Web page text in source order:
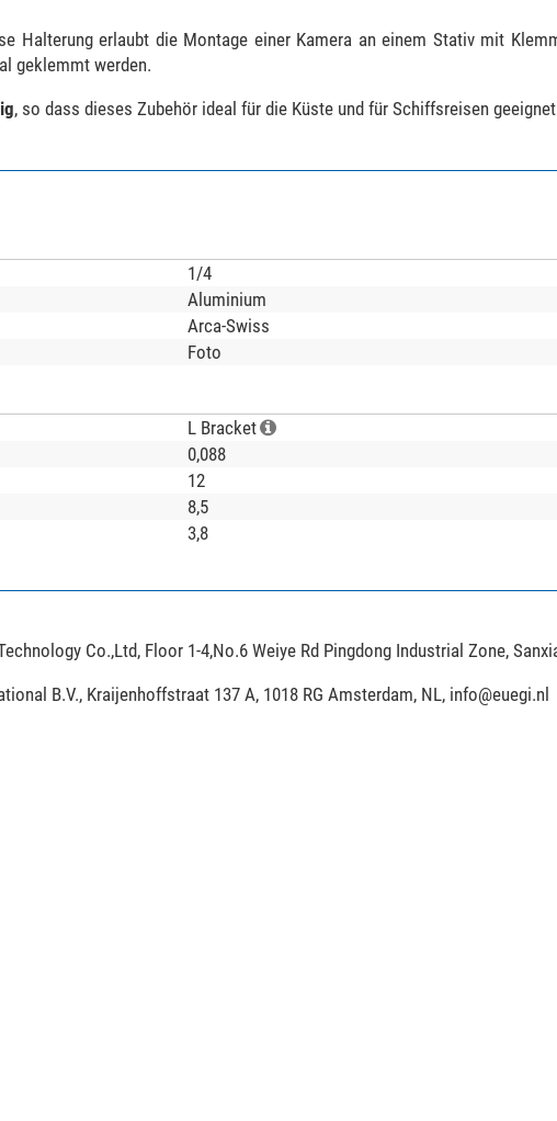
Halterung erlaubt die Montage einer Kamera an einem Stativ mit
geklemmt werden.
, so dass dieses Zubehör ideal für die Küste und für Schiffsreisen
1/4
Aluminium
Arca-Swiss
Foto
L Bracket
0,088
12
8,5
3,8
Co.,Ltd, Floor 1-4,No.6 Weiye Rd Pingdong Industrial Zone,
B.V., Kraijenhoffstraat 137 A, 1018 RG Amsterdam, NL, info@euegi.nl